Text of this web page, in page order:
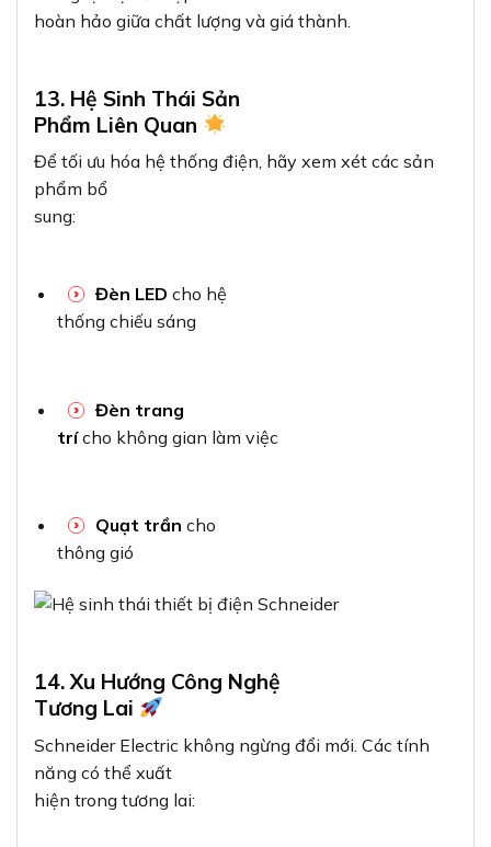
hoàn hảo giữa chất lượng và giá thành.
13. Hệ Sinh Thái Sản
Phẩm Liên Quan
Để tối ưu hóa hệ thống điện, hãy xem xét các sản
phẩm bổ
sung:
Đèn LED cho hệ
thống chiếu sáng
Đèn trang
trícho không gian làm việc
Quạt trần cho
thông gió
14. Xu Hướng Công Nghệ
Tương Lai
Schneider Electric không ngừng đổi mới. Các tính
năng có thể xuất
hiện trong tương lai: